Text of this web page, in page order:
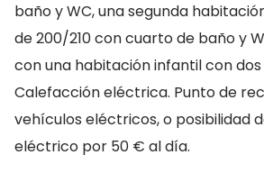
baño y WC, una segunda
de 200/210 con cuarto de baño y
con una habitación infantil con dos
Calefacción eléctrica. Punto de
vehículos eléctricos, o posibilidad
eléctrico por 50 € al día.